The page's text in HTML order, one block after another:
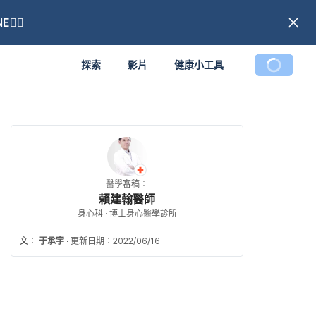
探索 影片 健康小工具
醫學審稿：
賴建翰醫師
身心科 · 博士身心醫學診所
文： 于承宇 · 更新日期：2022/06/16